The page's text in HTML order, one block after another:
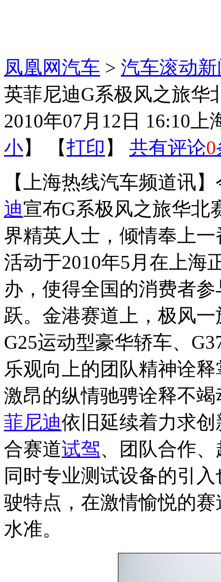
凤凰网汽车 > 汽车滚动
英菲尼迪G系极风之旅华
2010年07月12日 16:10
小】 【打印 】 共有评论0
【上海热线汽车频道讯
迪宣布G系极风之旅华北
界精英人士，倾情奉上
活动于2010年5月在上海
办，使得全国的消费者
跃。金港赛道上，极风
G25运动型豪华轿车、
乐观向上的团队精神诠
激昂的纵情驰骋诠释不
菲尼迪依旧延续着力求
合赛道试驾、团队合作
同时专业测试设备的引
驶特点，在激情愉悦的
水准。